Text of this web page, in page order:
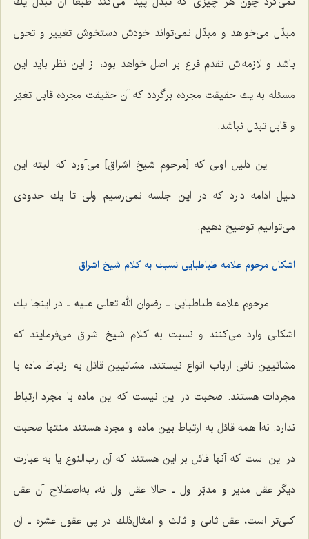
مبدِّل مى‌خواهد و مبدِّل نمى‌تواند خودش دستخوش تغییر و تحول
باشد و لازمه‌اش تقدم فرع بر اصل خواهد بود، از این نظر باید این
مسئله به یك حقیقت مجرده برگردد كه آن حقیقت مجرده قابل تغیّر
و قابل تبدّل نباشد.
این دلیل اولى كه [مرحوم شیخ اشراق] مى‌آورد که البته این
دلیل ادامه دارد كه در این جلسه نمى‌رسیم ولی تا یك حدودى
مى‌توانیم توضیح دهیم.
اشکال مرحوم علامه طباطبایى نسبت به کلام شیخ اشراق
مرحوم علامه طباطبایى ـ رضوان الله تعالی علیه ـ در اینجا یك
اشكالى وارد مى‌كنند و نسبت به كلام شیخ اشراق مى‌فرمایند كه
مشائیین نافى ارباب انواع نیستند، مشائیین قائل به ارتباط ماده با
مجردات هستند. صحبت در این نیست كه این ماده با مجرد ارتباط
ندارد. نه! همه قائل به ارتباط بین ماده و مجرد هستند منتها صحبت
در این است كه آنها قائل بر این هستند كه آن رب‌النوع یا به عبارت
دیگر عقل مدیر و مدبّر اول ـ حالا عقل اول نه، به‌اصطلاح آن عقل
كلى‌تر است، عقل ثانى و ثالث و امثال‌ذلك در پى عقول عشره ـ آن